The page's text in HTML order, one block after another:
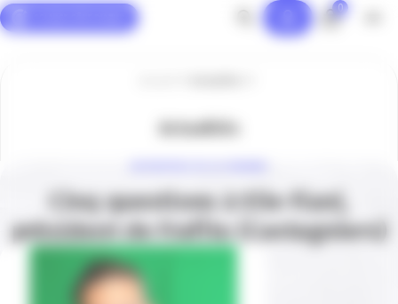
0
Actualités
Cinq questions à Elie Fiani,
président de Frafito (Castagniers)
Panneau de gestion des cookies